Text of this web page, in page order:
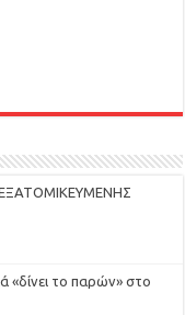
«δίνει το παρών» στο